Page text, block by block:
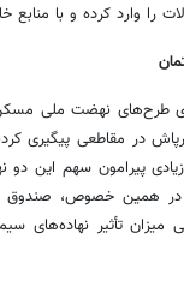
وارد کرده و با منابع
تا ۱۴۰۲ که شروع اجرای
در مقاطعی پیگیری
زیادی پیرامون سهم این
همین خصوص، صندوق
«بررسی میزان تأثیر